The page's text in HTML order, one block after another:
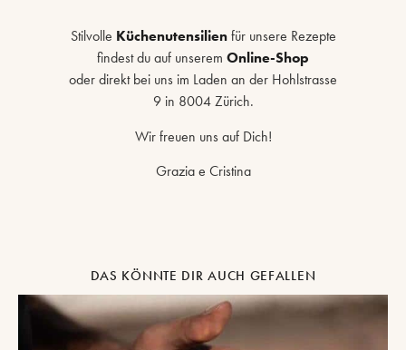
Stilvolle Küchenutensilienfür unsere Rezepte
findest du auf unserem Online-Shop
oder direkt bei uns im Laden an der Hohlstrasse
9 in 8004 Zürich.
Wir freuen uns auf Dich!
Grazia e Cristina
DAS KÖNNTE DIR AUCH GEFALLEN